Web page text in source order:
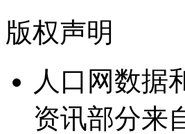
版权声明
人口网数据
资讯部分来